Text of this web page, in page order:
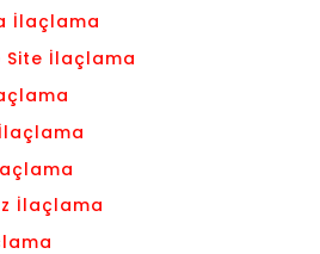
İlaçlama
Site İlaçlama
İlaçlama